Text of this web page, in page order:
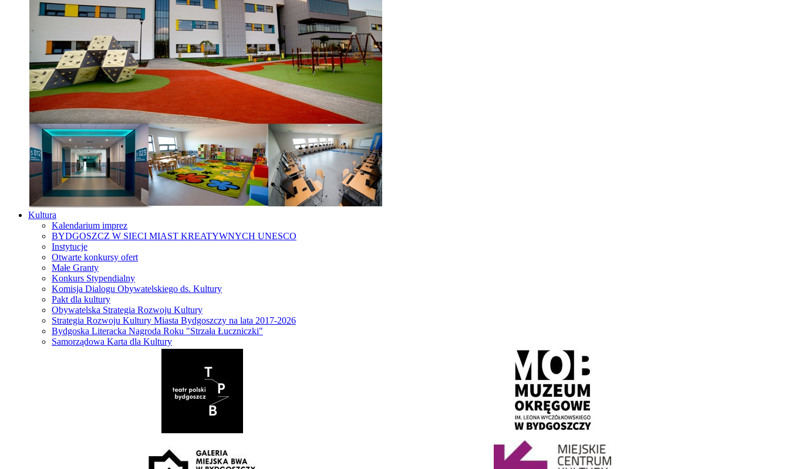
Kultura
Kalendarium imprez
BYDGOSZCZ W SIECI MIAST KREATYWNYCH UNESCO
Instytucje
Otwarte konkursy ofert
Małe Granty
Konkurs Stypendialny
Komisja Dialogu Obywatelskiego ds. Kultury
Pakt dla kultury
Obywatelska Strategia Rozwoju Kultury
Strategia Rozwoju Kultury Miasta Bydgoszczy na lata 2017-2026
Bydgoska Literacka Nagroda Roku "Strzała Łuczniczki"
Samorządowa Karta dla Kultury